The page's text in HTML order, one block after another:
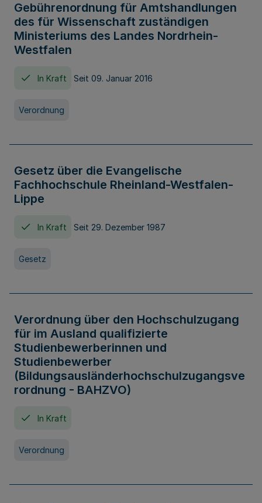
Gebührenordnung für Amtshandlungen
des für Wissenschaft zuständigen
Ministeriums des Landes Nordrhein-
Westfalen
In Kraft Seit 09. Januar 2016
Verordnung
Gesetz über die Evangelische
Fachhochschule Rheinland-Westfalen-
Lippe
In Kraft Seit 29. Dezember 1987
Gesetz
Verordnung über den Hochschulzugang
für im Ausland qualifizierte
Studienbewerberinnen und
Studienbewerber
(Bildungsausländerhochschulzugangsve
rordnung - BAHZVO)
In Kraft
Verordnung